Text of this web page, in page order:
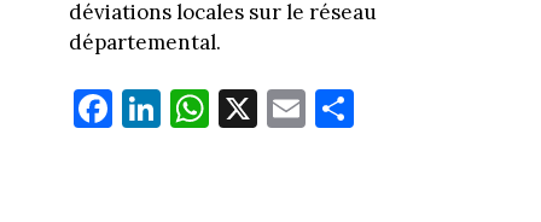
déviations locales sur le réseau
départemental.
Fa
ce
Li
nk
W
ha
X E
m
Pa